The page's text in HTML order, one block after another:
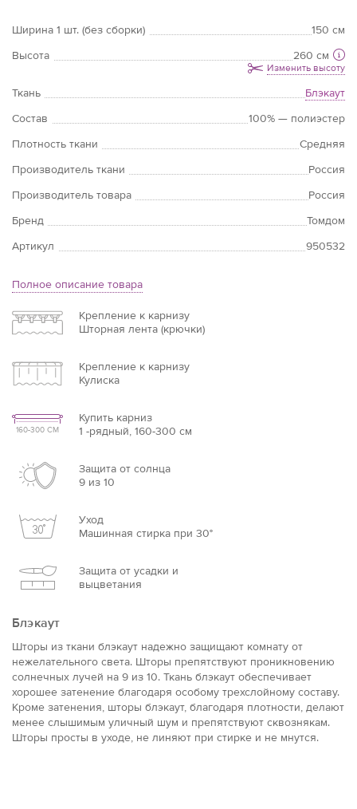
Ширина 1 шт. (без сборки)
150 см
Высота
260 см
Изменить высоту
Ткань
Блэкаут
Состав
100% — полиэстер
Плотность ткани
Средняя
Производитель ткани
Россия
Производитель товара
Россия
Бренд
Томдом
Артикул
950532
Полное описание товара
Крепление к карнизу
Шторная лента (крючки)
Крепление к карнизу
Кулиска
160-300 СМ
Купить карниз
1 -рядный, 160-300 см
Защита от солнца
9 из 10
Уход
Машинная стирка при 30°
Защита от усадки и
выцветания
Блэкаут
Шторы из ткани блэкаут надежно защищают комнату от
нежелательного света. Шторы препятствуют проникновению
солнечных лучей на 9 из 10. Ткань блэкаут обеспечивает
хорошее затенение благодаря особому трехслойному составу.
Кроме затенения, шторы блэкаут, благодаря плотности, делают
менее слышимым уличный шум и препятствуют сквознякам.
Шторы просты в уходе, не линяют при стирке и не мнутся.